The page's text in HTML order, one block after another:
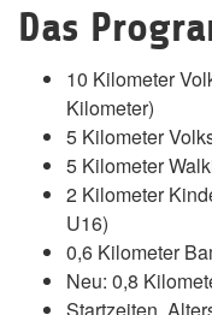
Das
10 Kilometer
Kilometer)
5 Kilometer
5 Kilometer
2 Kilometer
U16)
0,6 Kilometer
Neu: 0,8